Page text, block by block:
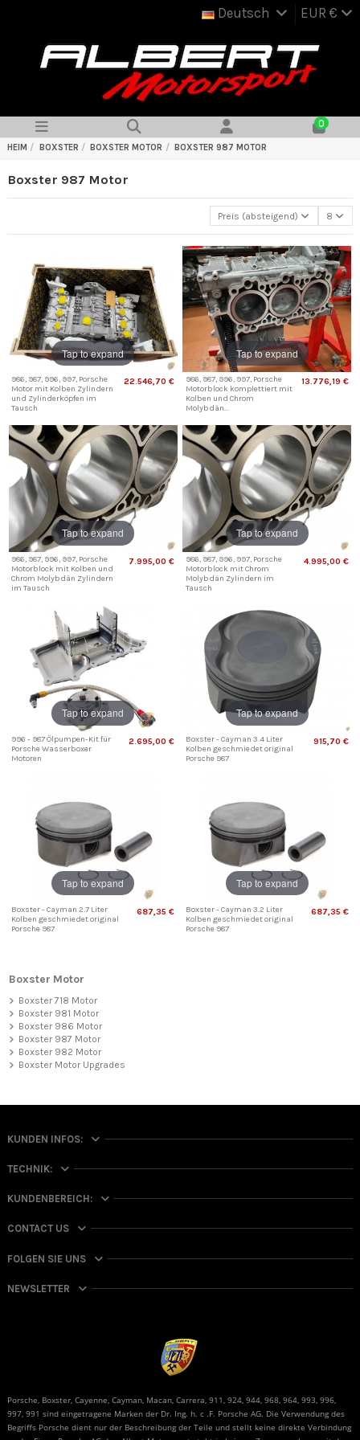
Deutsch EUR €
0
HEIM BOXSTER BOXSTER MOTOR BOXSTER 987 MOTOR
Boxster 987 Motor
Preis (absteigend) 8
Tap to expand
986, 987, 996, 997, Porsche
Motor mit Kolben Zylindern
und Zylinderköpfen im
Tausch
22.546,70 €
Tap to expand
986, 987, 996, 997, Porsche
Motorblock komplettiert mit
Kolben und Chrom
Molybdän...
13.776,19 €
Tap to expand
986, 987, 996, 997, Porsche
Motorblock mit Kolben und
Chrom Molybdän Zylindern
im Tausch
7.995,00 €
Tap to expand
986, 987, 996, 997, Porsche
Motorblock mit Chrom
Molybdän Zylindern im
Tausch
4.995,00 €
Tap to expand
996 - 987 Ölpumpen-Kit für
Porsche Wasserboxer
Motoren
2.695,00 €
Tap to expand
Boxster - Cayman 3.4 Liter
Kolben geschmiedet original
Porsche 987
915,70 €
Tap to expand
Boxster - Cayman 2.7 Liter
Kolben geschmiedet original
Porsche 987
687,35 €
Tap to expand
Boxster - Cayman 3.2 Liter
Kolben geschmiedet original
Porsche 987
687,35 €
Boxster Motor
Boxster 718 Motor
Boxster 981 Motor
Boxster 986 Motor
Boxster 987 Motor
Boxster 982 Motor
Boxster Motor Upgrades
KUNDEN INFOS:
TECHNIK:
KUNDENBEREICH:
CONTACT US
FOLGEN SIE UNS
NEWSLETTER
Porsche, Boxster, Cayenne, Cayman, Macan, Carrera, 911, 924, 944, 968, 964, 993, 996,
997, 991 sind eingetragene Marken der Dr. Ing. h. c .F. Porsche AG. Die Verwendung des
Begriffs Porsche dient nur der Beschreibung der Teile und stellt keine direkte Verbindung